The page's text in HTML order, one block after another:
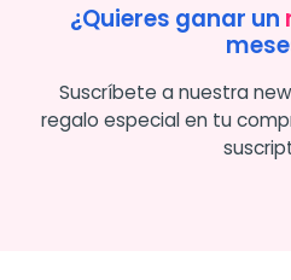
¿Quieres ganar un
Suscríbete a nuestra
regalo especial en tu